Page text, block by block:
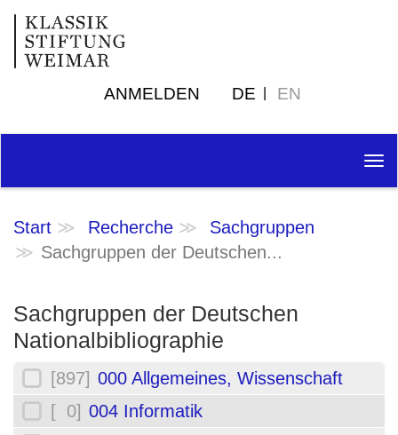
ANMELDEN DE EN
Start Recherche
Sachgruppen
Sachgruppen der Deutschen...
Sachgruppen der Deutschen
Nationalbibliographie
[897] 000 Allgemeines, Wissenschaft
[ 0] 004 Informatik